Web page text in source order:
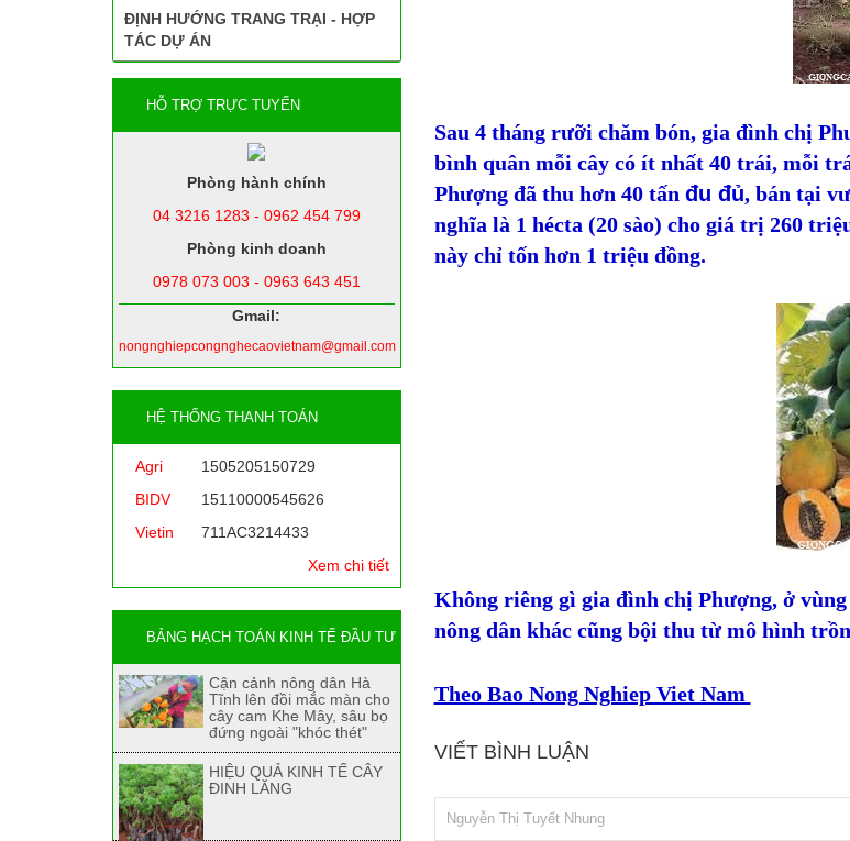
ĐỊNH HƯỚNG TRANG TRẠI - HỢP
TÁC DỰ ÁN
HỖ TRỢ TRỰC TUYẾN
Phòng hành chính
04 3216 1283 - 0962 454 799
Phòng kinh doanh
0978 073 003 - 0963 643 451
Gmail:
nongnghiepcongnghecaovietnam@gmail.com
HỆ THỐNG THANH TOÁN
Agri
1505205150729
BIDV
15110000545626
Vietin
711AC3214433
Xem chi tiết
BẢNG HẠCH TOÁN KINH TẾ ĐẦU TƯ
Cận cảnh nông dân Hà
Tĩnh lên đồi mắc màn cho
cây cam Khe Mây, sâu bọ
đứng ngoài "khóc thét"
HIỆU QUẢ KINH TẾ CÂY
ĐINH LĂNG
Sau 4 tháng rưỡi chăm bón, gia đình chị
bình quân mỗi cây có ít nhất 40 trái, mỗi
Phượng đã thu hơn 40 tấn đu đủ, bán tại
nghĩa là 1 hécta (20 sào) cho giá trị 260
này chỉ tốn hơn 1 triệu đồng.
Không riêng gì gia đình chị Phượng, ở
nông dân khác cũng bội thu từ mô hình
Theo Bao Nong Nghiep Viet Nam
VIẾT BÌNH LUẬN